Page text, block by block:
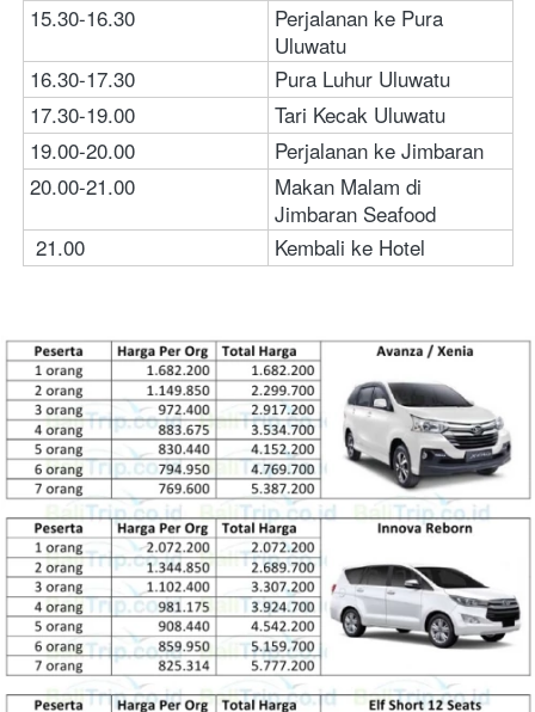
15.30-16.30
Perjalanan ke Pura
Uluwatu
16.30-17.30
Pura Luhur Uluwatu
17.30-19.00
Tari Kecak Uluwatu
19.00-20.00
Perjalanan ke Jimbaran
20.00-21.00
Makan Malam di
Jimbaran Seafood
Kembali ke Hotel